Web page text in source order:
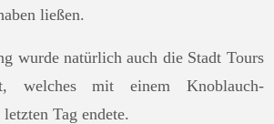
ließen.
wurde natürlich auch die Stadt Tours
welches mit einem Knoblauch-
Tag endete.